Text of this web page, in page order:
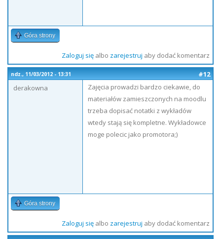
Góra strony
Zaloguj sięalbo zarejestruj aby dodać komentarz
ndz., 11/03/2012 - 13:31
#12
derakowna
Zajęcia prowadzi bardzo ciekawie, do
materiałów zamieszczonych na moodlu
trzeba dopisać notatki z wykładów
wtedy stają się kompletne. Wykładowce
moge polecic jako promotora;)
Góra strony
Zaloguj sięalbo zarejestruj aby dodać komentarz